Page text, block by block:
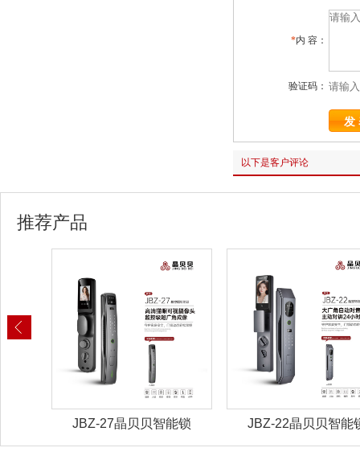
*内 容：
验证码：
以下是客户评论
推荐产品
JBZ-22晶贝贝智能锁 JBZ-21晶贝贝智能